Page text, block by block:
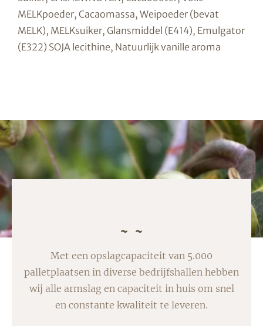
MELKpoeder, Cacaomassa, Weipoeder (bevat
MELK), MELKsuiker, Glansmiddel (E414), Emulgator
(E322) SOJA lecithine, Natuurlijk vanille aroma
Met een opslagcapaciteit van 5.000
palletplaatsen in diverse bedrijfshallen hebben
wij alle armslag en capaciteit in huis om snel
en constante kwaliteit te leveren.